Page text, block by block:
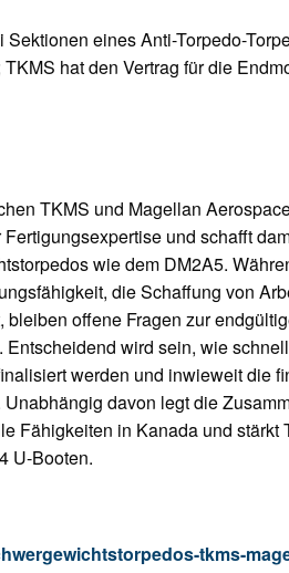
eines Anti-Torpedo-
hat den Vertrag für die
TKMS und Magellan
und schafft
wie dem DM2A5.
die Schaffung von
offene Fragen zur
wird sein, wie
werden und inwieweit die
davon legt die
Fähigkeiten in Kanada und stärkt
U-Booten.
tkms-